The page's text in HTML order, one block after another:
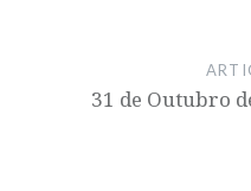
31 de Outubro